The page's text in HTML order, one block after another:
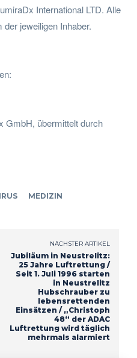
International LTD. Alle
jeweiligen Inhaber.
GmbH, übermittelt durch
MEDIZIN
NÄCHSTER ARTIKEL
Jubiläum in Neustrelitz:
25 Jahre Luftrettung /
Seit 1. Juli 1996 starten
in Neustrelitz
Hubschrauber zu
lebensrettenden
Einsätzen / „Christoph
48“ der ADAC
Luftrettung wird täglich
mehrmals alarmiert